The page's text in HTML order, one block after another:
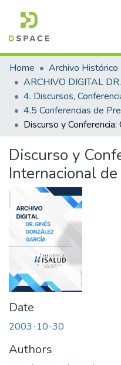
Communities & Collections
All of DSpace
Statistics
Home
4.5 Conferencias de
Discurso y
Internacional
Date
2003-10-30
Authors